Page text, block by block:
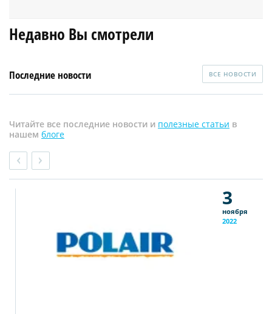
Недавно Вы смотрели
Последние новости ВСЕ НОВОСТИ
Читайте все последние новости и полезные статьи в
нашем блоге
3
ноября
2022